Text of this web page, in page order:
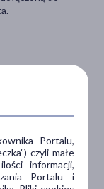
Portalu,
czyli małe
informacji,
Portalu i